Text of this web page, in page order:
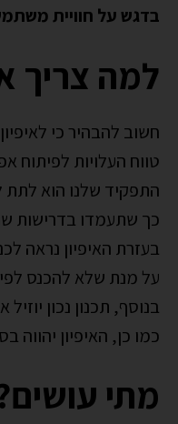
בדגש על חוויית
למה צריך
חשוב להבהיר כי
טווח העלויות לפיתוח
התפקיד שלנו הוא לתת
כך שתעמדו בדרישות
בעזרת האיפיון נראה
על מנת שלא להכנס
בנוסף, תכנון נכון
כמו כן, האיפיון יהווה
מתי